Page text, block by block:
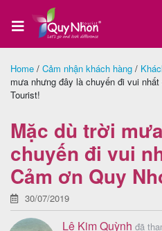
Trang
Tour
Quy
Nhơn
Home / Cảm nhận khách hàng /
mưa nhưng đây là chuyến đi vui
Tourist!
Mặc dù trời
chuyến đi vui
Cảm ơn Quy
30/07/2019
Lê Kim Quỳnh đã